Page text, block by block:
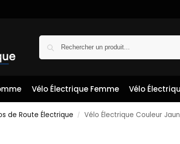
Vélo Électrique Femme Vélo
de Route Électrique / Vélo Électrique Couleur